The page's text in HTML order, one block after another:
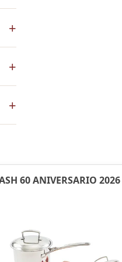
+
+
+
60 ANIVERSARIO